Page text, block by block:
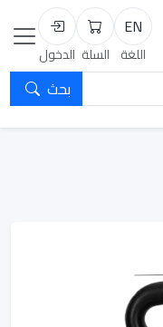
EN
اللغة
السلة
السلة
تسجيل
الدخول
بحث